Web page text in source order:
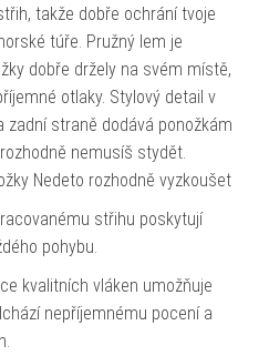
takže dobře ochrání tvoje
túře. Pružný lem je
dobře držely na svém místě,
otlaky. Stylový detail v
zadní straně dodává ponožkám
nemusíš stydět.
Nedeto rozhodně vyzkoušet
střihu poskytují
pohybu.
kvalitních vláken umožňuje
nepříjemnému pocení a